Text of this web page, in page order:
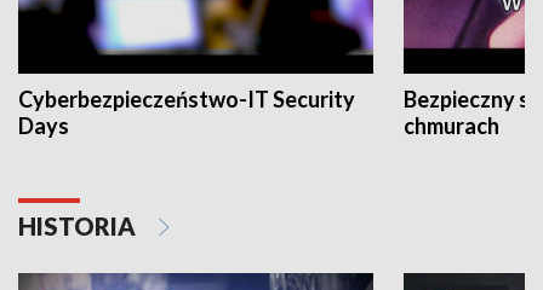
Cyberbezpieczeństwo-IT Security
Days
Bezpieczny
chmurach
HISTORIA